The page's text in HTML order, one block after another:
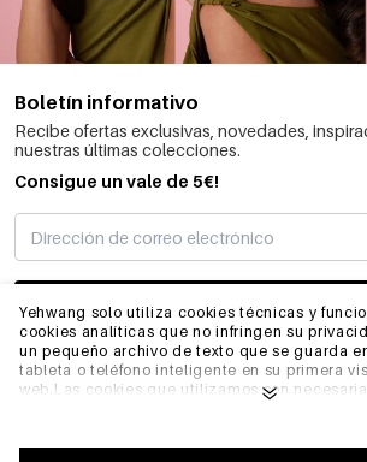
Yehwang solo utiliza cookies técnicas y
cookies analíticas que no infringen su
un pequeño archivo de texto que se guarda
tableta o teléfono inteligente en su primera
web.Las cookies que utilizamos son
por ejemplo, sus preferencias. También nos
Boletín informativo
Recibe ofertas exclusivas, novedades,
nuestras últimas colecciones.
Consigue un vale de 5€!
SUSCRIBIRME
INFORMACIÓN